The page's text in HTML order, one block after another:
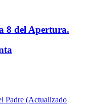
8 del Apertura.